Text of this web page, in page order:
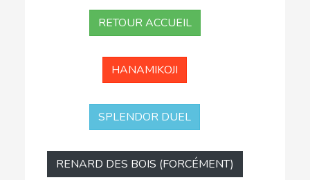
RETOUR ACCUEIL
HANAMIKOJI
SPLENDOR DUEL
RENARD DES BOIS (FORCÉMENT)